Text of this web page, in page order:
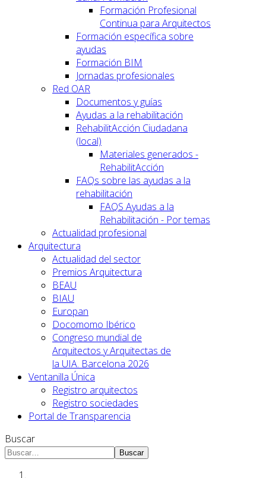
Formación Profesional
Continua para Arquitectos
Formación específica sobre
ayudas
Formación BIM
Jornadas profesionales
Red OAR
Documentos y guías
Ayudas a la rehabilitación
RehabilitAcción Ciudadana
(local)
Materiales generados -
RehabilitAcción
FAQs sobre las ayudas a la
rehabilitación
FAQS Ayudas a la
Rehabilitación - Por temas
Actualidad profesional
Arquitectura
Actualidad del sector
Premios Arquitectura
BEAU
BIAU
Europan
Docomomo Ibérico
Congreso mundial de
Arquitectos y Arquitectas de
la UIA. Barcelona 2026
Ventanilla Única
Registro arquitectos
Registro sociedades
Portal de Transparencia
Buscar
Buscar